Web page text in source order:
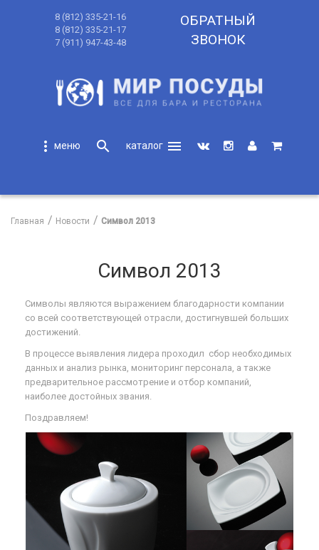
8 (812) 335-21-16
8 (812) 335-21-17
7 (911) 947-43-48
ОБРАТНЫЙ
ЗВОНОК
more_vert search
menu
Главная Новости Символ 2013
Символ 2013
Символы являются выражением благодарности компании
со всей соответствующей отрасли, достигнувшей больших
достижений.
В процессе выявления лидера проходил сбор необходимых
данных и анализ рынка, мониторинг персонала, а также
предварительное рассмотрение и отбор компаний,
наиболее достойных звания.
Поздравляем!